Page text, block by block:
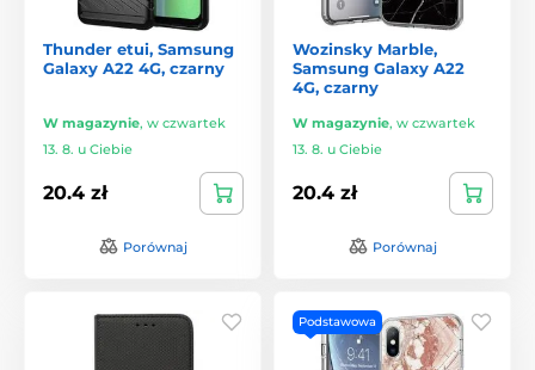
Thunder etui, Samsung
Galaxy A22 4G, czarny
W magazynie, w czwartek
13. 8. u Ciebie
20.4 zł
Porównaj
Wozinsky Marble,
Samsung Galaxy A22
4G, czarny
W magazynie, w czwartek
13. 8. u Ciebie
20.4 zł
Porównaj
Podstawowa